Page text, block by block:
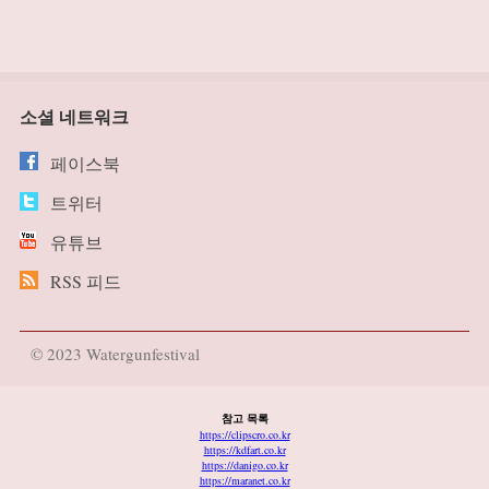
소셜 네트워크
페이스북
트위터
유튜브
RSS 피드
© 2023 Watergunfestival
참고 목록
https://clipscro.co.kr
https://kdfart.co.kr
https://danigo.co.kr
https://maranet.co.kr